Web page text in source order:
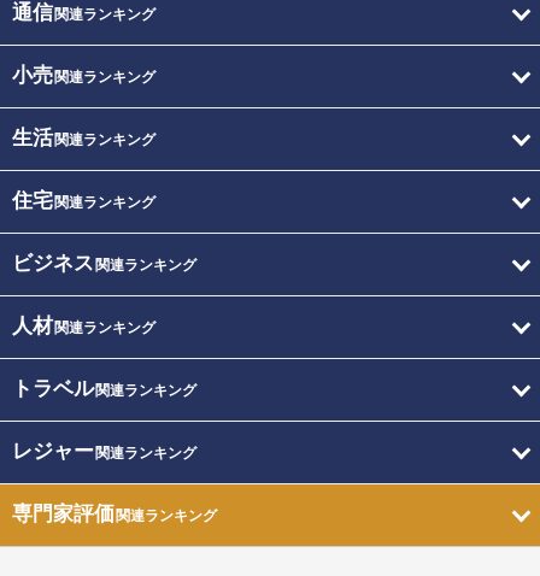
通信関連ランキング
小売関連ランキング
生活関連ランキング
住宅関連ランキング
ビジネス 関連ランキング
人材関連ランキング
トラベル関連ランキング
レジャー関連ランキング
専門家評価関連ランキング